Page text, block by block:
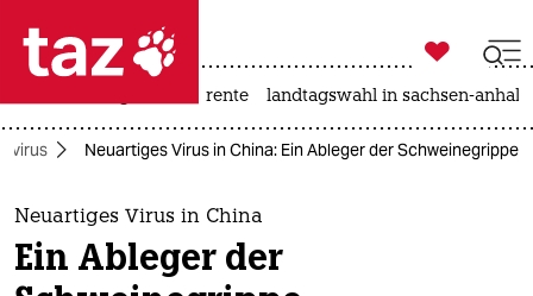
 taz zahl ich
taz zahl ich
themen
politik

taz zahl ich
rente landtagswahl in sachsen-anhalt
Neuartiges Virus in China: Ein Ableger der Schweinegrippe
Neuartiges Virus in China
Ein Ableger der